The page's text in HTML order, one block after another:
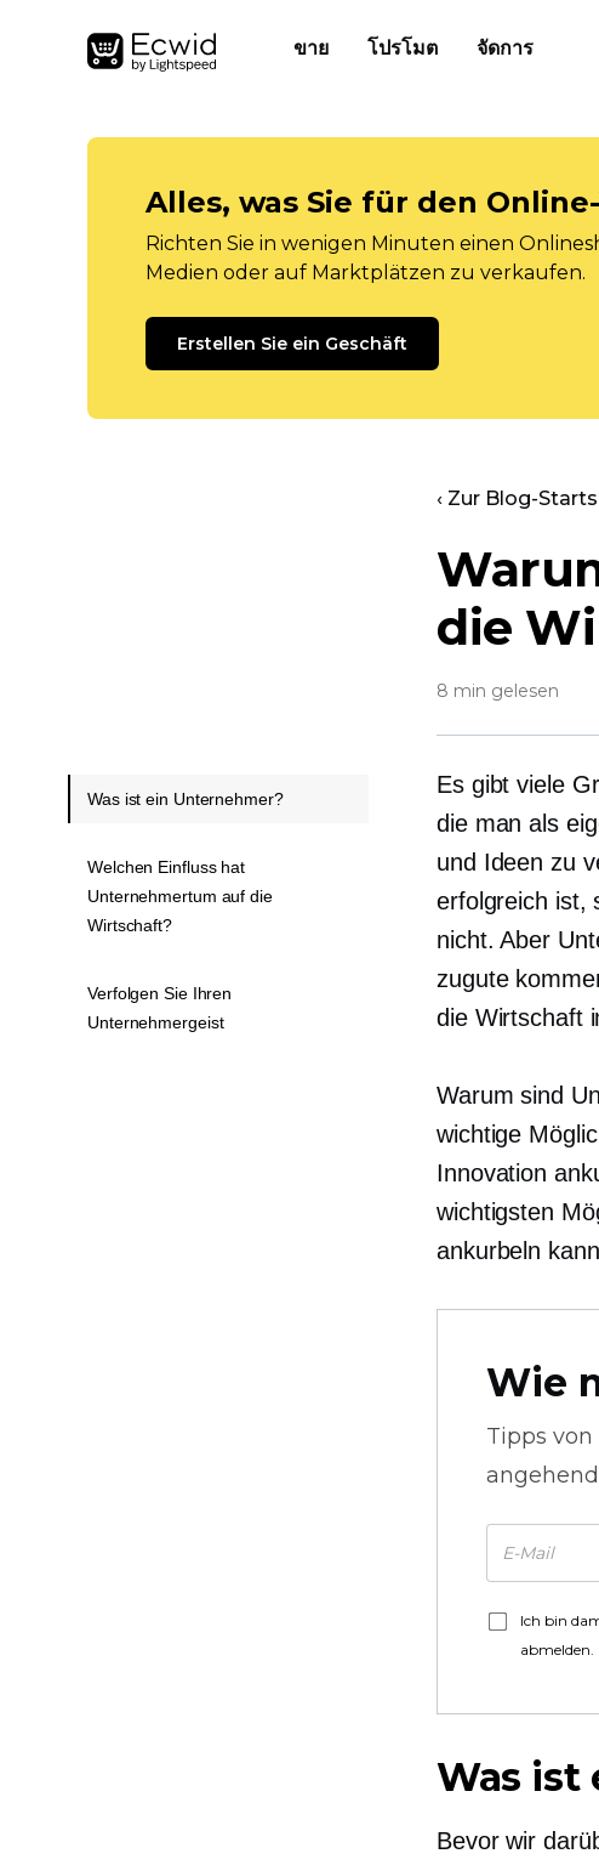
ขาย โปรโมต จัดการ
Alles, was Sie für den
Richten Sie in wenigen Minuten einen
Medien oder auf Marktplätzen zu verkaufen.
Erstellen Sie ein Geschäft
‹ Zur Blog-
die
8 min gelesen
Es gibt viele
die man als
und Ideen zu
erfolgreich ist,
nicht. Aber
zugute
die Wirtschaft
Warum sind
wichtige
Innovation
wichtigsten
ankurbeln
Wie
Tipps von
Ich bin
abmelden.
Was ist
Bevor wir
Was ist ein Unternehmer?
Welchen Einfluss hat
Unternehmertum auf die
Wirtschaft?
Verfolgen Sie Ihren
Unternehmergeist